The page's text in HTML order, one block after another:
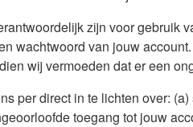
zijn voor gebruik
wachtwoord van jouw
wij vermoeden dat er een
per direct in te lichten over:
toegang tot jouw